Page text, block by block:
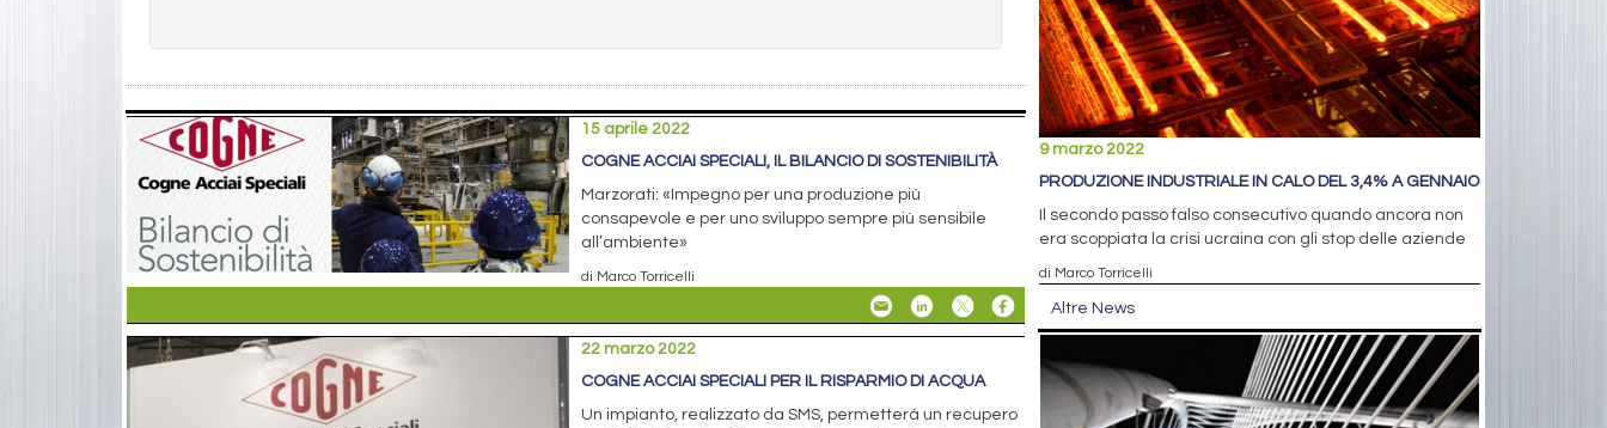
15 aprile 2022
COGNE ACCIAI SPECIALI, IL BILANCIO DI SOSTENIBILITÀ
Marzorati: «Impegno per una produzione più
consapevole e per uno sviluppo sempre più sensibile
all’ambiente»
di Marco Torricelli
22 marzo 2022
COGNE ACCIAI SPECIALI PER IL RISPARMIO DI ACQUA
Un impianto, realizzato da SMS, permetterà un recupero
9 marzo 2022
PRODUZIONE INDUSTRIALE IN CALO DEL 3,4% A GENNAIO
Il secondo passo falso consecutivo quando ancora non
era scoppiata la crisi ucraina con gli stop delle aziende
di Marco Torricelli
Altre News